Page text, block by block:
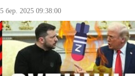
5 бер. 2025 09:38:00